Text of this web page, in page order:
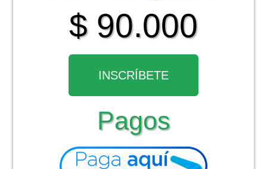
$ 90.000
INSCRÍBETE
Pagos